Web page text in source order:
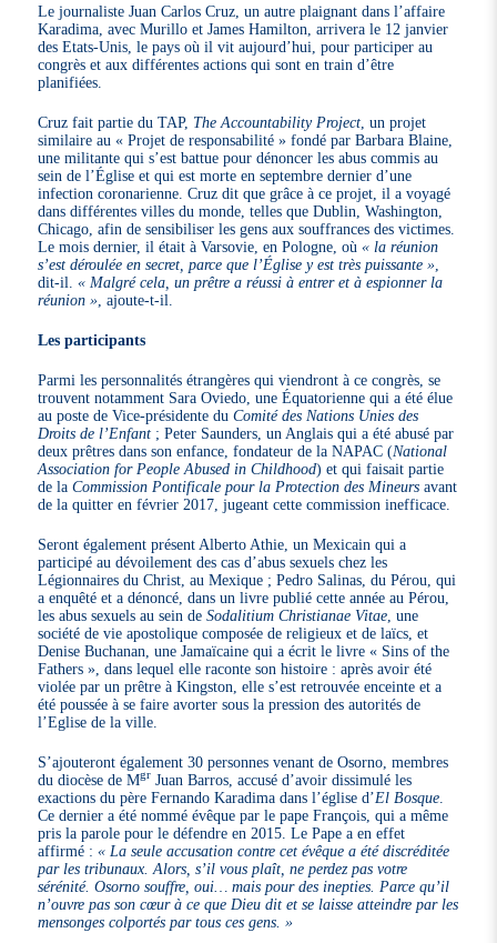
Le journaliste Juan Carlos Cruz, un autre plaignant dans l’affaire
Karadima, avec Murillo et James Hamilton, arrivera le 12 janvier
des Etats-Unis, le pays où il vit aujourd’hui, pour participer au
congrès et aux différentes actions qui sont en train d’être
planifiées.
Cruz fait partie du TAP, The Accountability Project , un projet
similaire au « Projet de responsabilité » fondé par Barbara Blaine,
une militante qui s’est battue pour dénoncer les abus commis au
sein de l’Église et qui est morte en septembre dernier d’une
infection coronarienne. Cruz dit que grâce à ce projet, il a voyagé
dans différentes villes du monde, telles que Dublin, Washington,
Chicago, afin de sensibiliser les gens aux souffrances des victimes.
Le mois dernier, il était à Varsovie, en Pologne, où« la réunion
s’est déroulée en secret, parce que l’Église y est très puissante »
dit-il.« Malgré cela, un prêtre a réussi à entrer et à espionner la
réunion » , ajoute-t-il.
Les participants
Parmi les personnalités étrangères qui viendront à ce congrès, se
trouvent notamment Sara Oviedo, une Équatorienne qui a été élue
au poste de Vice-présidente duComité des Nations Unies des
Droits de l’Enfant ; Peter Saunders, un Anglais qui a été abusé par
deux prêtres dans son enfance, fondateur de la NAPAC (National
Association for People Abused in Childhood) et qui faisait partie
de laCommission Pontificale pour la Protection des Mineurs avant
de la quitter en février 2017, jugeant cette commission inefficace.
Seront également présent Alberto Athie, un Mexicain qui a
participé au dévoilement des cas d’abus sexuels chez les
Légionnaires du Christ, au Mexique ; Pedro Salinas, du Pérou, qui
a enquêté et a dénoncé, dans un livre publié cette année au Pérou,
les abus sexuels au sein deSodalitium Christianae Vitae , une
société de vie apostolique composée de religieux et de laïcs, et
Denise Buchanan, une Jamaïcaine qui a écrit le livre « Sins of the
Fathers », dans lequel elle raconte son histoire : après avoir été
violée par un prêtre à Kingston, elle s’est retrouvée enceinte et a
été poussée à se faire avorter sous la pression des autorités de
l’Eglise de la ville.
S’ajouteront également 30 personnes venant de Osorno, membres
du diocèse de Mgr Juan Barros, accusé d’avoir dissimulé les
exactions du père Fernando Karadima dans l’église d’El Bosque
Ce dernier a été nommé évêque par le pape François, qui a même
pris la parole pour le défendre en 2015. Le Pape a en effet
affirmé :« La seule accusation contre cet évêque a été discréditée
par les tribunaux. Alors, s’il vous plaît, ne perdez pas votre
sérénité. Osorno souffre, oui… mais pour des inepties. Parce qu’il
n’ouvre pas son cœur à ce que Dieu dit et se laisse atteindre par les
mensonges colportés par tous ces gens. »